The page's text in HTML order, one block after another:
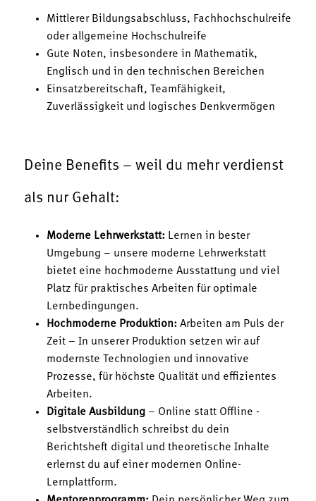
Mittlerer Bildungsabschluss, Fachhochschulreife
oder allgemeine Hochschulreife
Gute Noten, insbesondere in Mathematik,
Englisch und in den technischen Bereichen
Einsatzbereitschaft, Teamfähigkeit,
Zuverlässigkeit und logisches Denkvermögen
Deine Benefits – weil du mehr verdienst
als nur Gehalt:
Moderne Lehrwerkstatt: Lernen in bester
Umgebung – unsere moderne Lehrwerkstatt
bietet eine hochmoderne Ausstattung und viel
Platz für praktisches Arbeiten für optimale
Lernbedingungen.
Hochmoderne Produktion: Arbeiten am Puls der
Zeit – In unserer Produktion setzen wir auf
modernste Technologien und innovative
Prozesse, für höchste Qualität und effizientes
Arbeiten.
Digitale Ausbildung – Online statt Offline -
selbstverständlich schreibst du dein
Berichtsheft digital und theoretische Inhalte
erlernst du auf einer modernen Online-
Lernplattform.